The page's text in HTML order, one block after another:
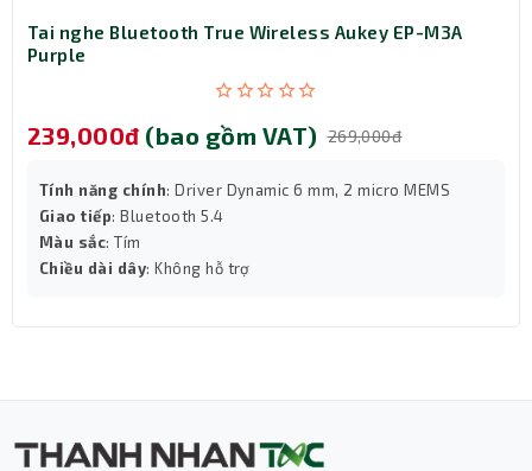
Công nghệ DSEE(Digital Sound Enhancement Engine)
độc quyền từ Sony giúp tái tạo âm thanh chi tiết, sống
động, đặc biệt là ở các dải âm cao và âm trầm.
Dải tần số đáp ứng
20Hz - 20.000Hz
chân thực, phù hợp với mọi thể loại nhạc, từ ballad nhẹ
nhàng đến rock mạnh mẽ.
Tai nghe Bluetooth True Wireless Aukey EP-M3A
Purple
239,000đ (bao gồm VAT) 269,000đ
Tính năng chính: Driver Dynamic 6 mm, 2 micro MEMS
Giao tiếp: Bluetooth 5.4
Màu sắc: Tím
Chiều dài dây: Không hỗ trợ